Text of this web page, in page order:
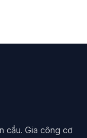
cầu. Gia công cơ